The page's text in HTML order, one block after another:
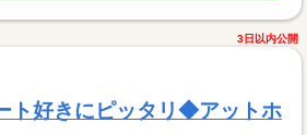
3日以内公開
ト好きにピッタリ◆アットホ